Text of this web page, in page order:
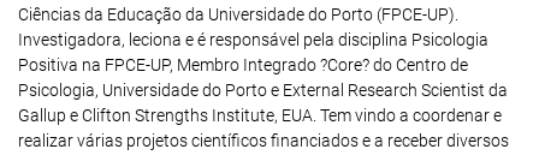
Ciências da Educação da Universidade do Porto (FPCE-UP).
Investigadora, leciona e é responsável pela disciplina Psicologia
Positiva na FPCE-UP, Membro Integrado ?Core? do Centro de
Psicologia, Universidade do Porto e External Research Scientist da
Gallup e Clifton Strengths Institute, EUA. Tem vindo a coordenar e
realizar várias projetos científicos financiados e a receber diversos